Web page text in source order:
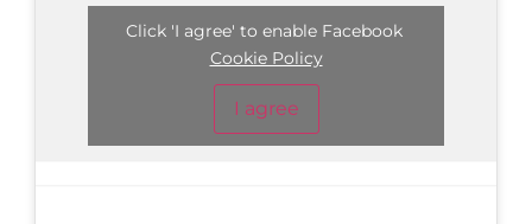
Click 'I agree' to enable Facebook
Cookie Policy
I agree